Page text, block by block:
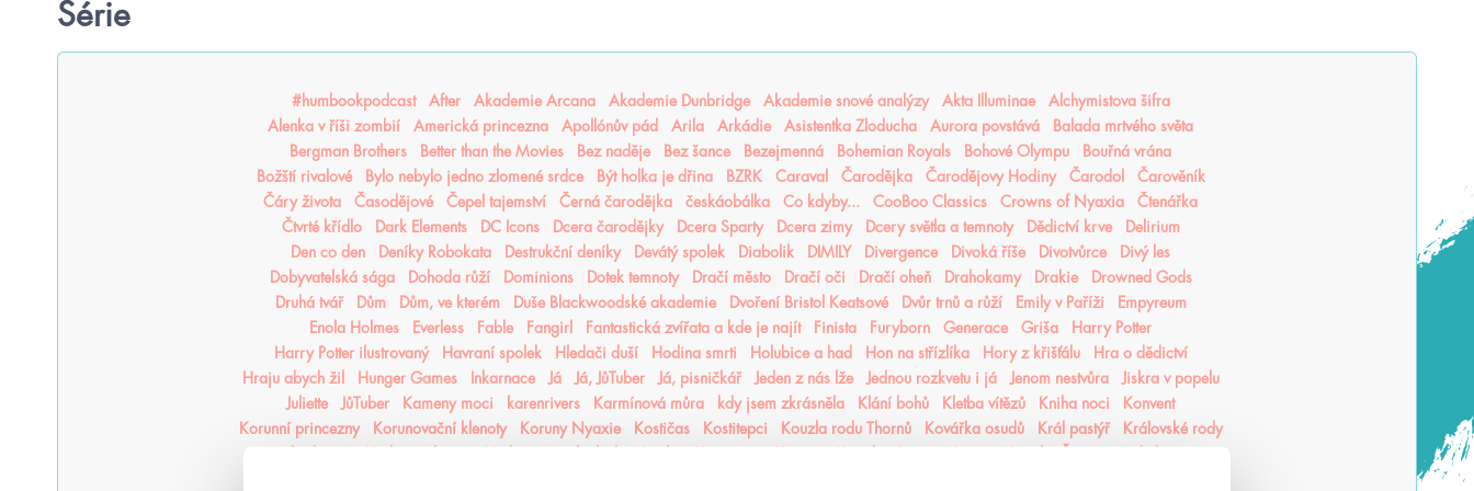
Série
#humbookpodcast After Akademie Arcana Akademie Dunbridge Akademie snové analýzy Akta Illuminae
Alchymistova šifra
Alenka v říši zombií
Americká princezna Apollónův pád Arila Arkádie Asistentka Zloducha Aurora povstává
Balada mrtvého světa
Bergman Brothers
Better than the Movies Bez naděje Bez šance Bezejmenná Bohemian Royals Bohové Olympu
Bouřná vrána
Božští rivalové
Bylo nebylo jedno zlomené srdce Být holka je dřina BZRK Caraval Čarodějka Čarodějovy Hodiny Čarodol
Čarověník
Čáry života
Časodějové Čepel tajemství Černá čarodějka českáobálka Co kdyby... CooBoo Classics Crowns of Nyaxia
Čtenářka
Čtvrté křídlo
Dark Elements DC Icons Dcera čarodějky Dcera Sparty Dcera zimy Dcery světla a temnoty Dědictví krve
Delirium
Den co den
Deníky Robokata Destrukční deníky Devátý spolek Diabolik DIMILY Divergence Divoká říše Divotvůrce
Divý les
Dobyvatelská sága
Dohoda růží Dominions Dotek temnoty Dračí město Dračí oči Dračí oheň Drahokamy Drakie
Drowned Gods
Druhá tvář
Dům Dům, ve kterém Duše Blackwoodské akademie Dvoření Bristol Keatsové Dvůr trnů a růží Emily v Paříži
Empyreum
Enola Holmes
Everless Fable Fangirl Fantastická zvířata a kde je najít Finista Furyborn Generace Griša
Harry Potter
Harry Potter ilustrovaný
Havraní spolek Hledači duší Hodina smrti Holubice a had Hon na střízlíka Hory z křišťálu
Hra o dědictví
Hraju abych žil
Hunger Games Inkarnace Já Já, JůTuber Já, pisničkář Jeden z nás lže Jednou rozkvetu i já Jenom nestvůra
Jiskra v popelu
Juliette
JůTuber Kameny moci karenrivers Karmínová můra kdy jsem zkrásněla Klání bohů Kletba vítězů Kniha noci
Konvent
Korunní princezny
Korunovační klenoty Koruny Nyaxie Kostičas Kostitepci Kouzla rodu Thornů Kovářka osudů Král pastýř
Královské rody